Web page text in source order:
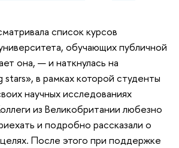
список курсов
обучающих публичной
она, — и наткнулась на
stars», в рамках которой студенты
научных исследованиях
из Великобритании любезно
и подробно рассказали о
После этого при поддержке